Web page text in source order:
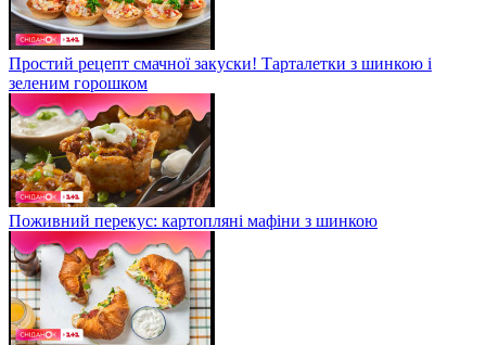
Простий рецепт смачної закуски! Тарталетки з шинкою і
зеленим горошком
Поживний перекус: картопляні мафіни з шинкою